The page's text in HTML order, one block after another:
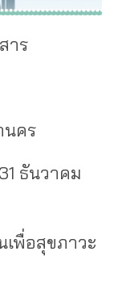
ร
คร
ธันวาคม
พื่อสุขภาวะ